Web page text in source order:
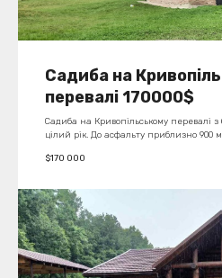
Садиба на
перевалі 170000$
Садиба на Кривопільському перевалі
цілий рік. До асфальту приблизно 900
$170 000